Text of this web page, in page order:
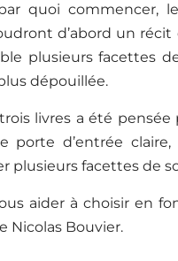
quoi
d’abord un
plusieurs facettes
dépouillée.
livres a été pensée
porte d’entrée
plusieurs facettes de
aider à choisir en
Nicolas Bouvier.